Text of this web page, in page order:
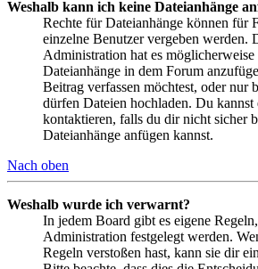
Weshalb kann ich keine Dateianhänge
Rechte für Dateianhänge können für
einzelne Benutzer vergeben werden.
Administration hat es möglicherweise
Dateianhänge in dem Forum
Beitrag verfassen möchtest, oder nur
dürfen Dateien hochladen. Du
kontaktieren, falls du dir nicht sicher
Dateianhänge anfügen kannst.
Nach oben
Weshalb wurde ich verwarnt?
In jedem Board gibt es eigene
Administration festgelegt werden.
Regeln verstoßen hast, kann sie dir